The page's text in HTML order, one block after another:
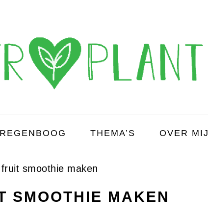
REGENBOOG THEMA’S OVER MIJ
smoothie maken
SMOOTHIE MAKEN